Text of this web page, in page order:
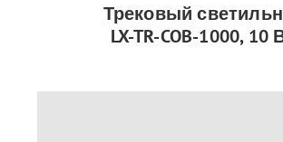
Трековый
LX-TR-COB-1000, 10